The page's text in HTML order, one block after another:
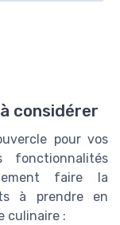
considérer
pour vos
fonctionnalités
faire la
à prendre en
culinaire :
poêles et